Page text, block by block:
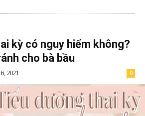
kỳ có nguy hiểm không?
cho bà bầu
2021 0